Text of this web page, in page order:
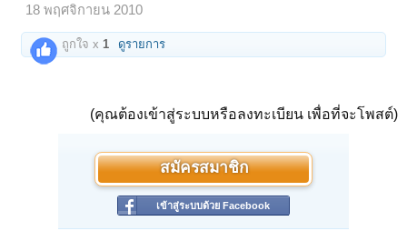
18 พฤศจิกายน 2010
ถูกใจ x 1 ดูรายการ
(คุณต้องเข้าสู่ระบบหรือลงทะเบียน เพื่อที่จะโพสต์)
สมัครสมาชิก
เข้าสู่ระบบด้วย Facebook